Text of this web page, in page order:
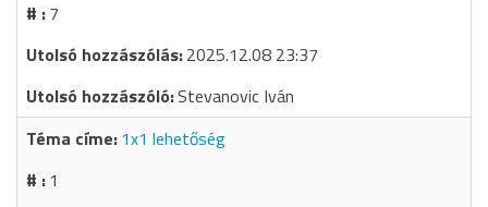
7
2025.12.08 23:37
Stevanovic Iván
1x1 lehetőség
1